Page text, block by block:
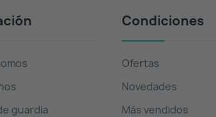
guardia
Condiciones
Ofertas
Novedades
Más vendidos